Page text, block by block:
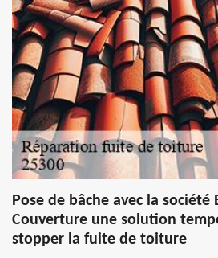
Pose de bâche avec la société
Couverture une solution
stopper la fuite de toiture